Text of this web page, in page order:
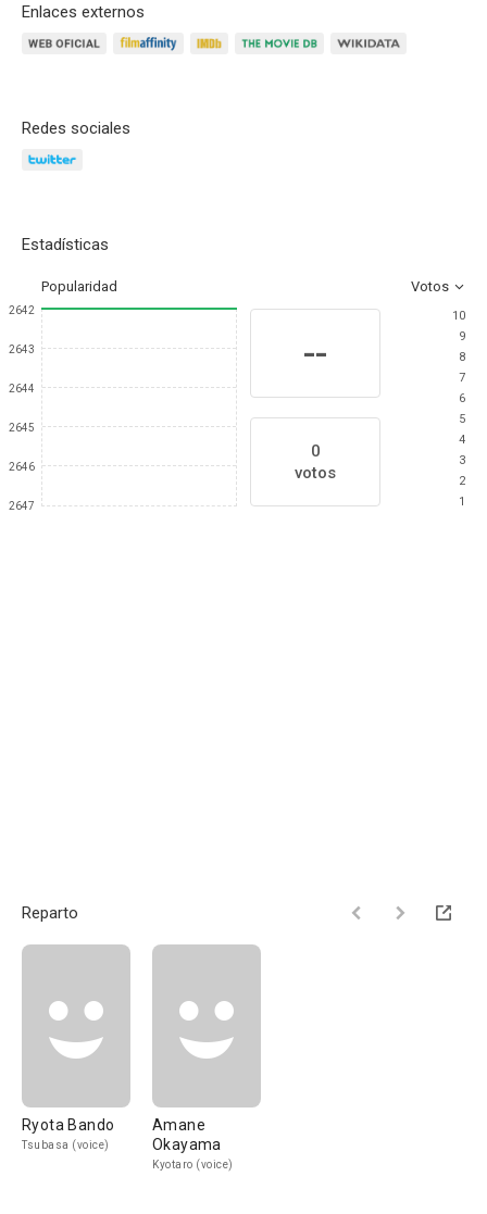
Enlaces externos
Redes sociales
Estadísticas
Popularidad Votos
2642
2643
2644
2645
2646
2647
--
0
votos
10
9
8
7
6
5
4
3
2
1
Reparto
Ryota Bando
Tsubasa (voice)
Amane
Okayama
Kyotaro (voice)